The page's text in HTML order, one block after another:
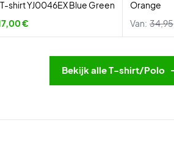
shirt YJ0046EX Blue Green
€
Orange
Van: 34,95
Bekijk alle T-shirt/Polo